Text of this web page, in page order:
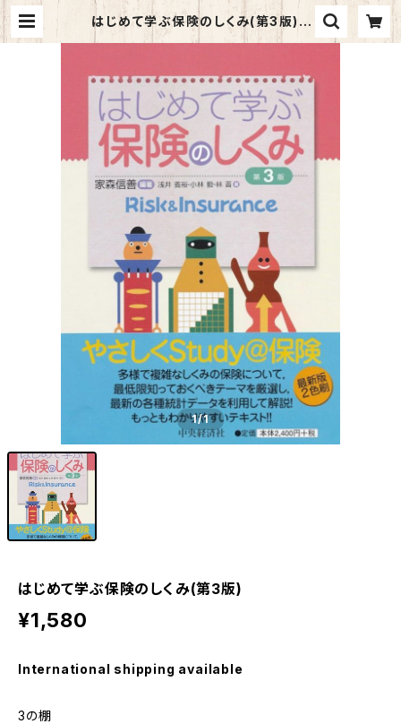
はじめて学ぶ保険のしくみ(第3版) |
マイブックス関大前店(店頭受取オー
1/1
はじめて学ぶ保険のしくみ(第3版)
¥1,580
International shipping available
3の棚